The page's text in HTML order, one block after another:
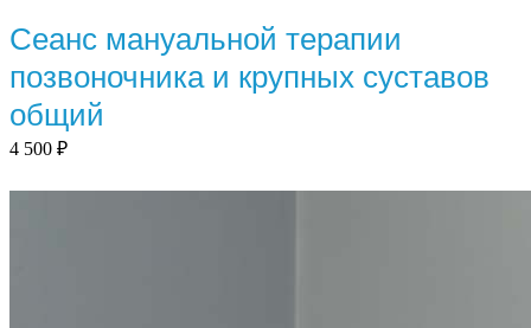
Сеанс мануальной терапии
позвоночника и крупных суставов
общий
4 500 ₽